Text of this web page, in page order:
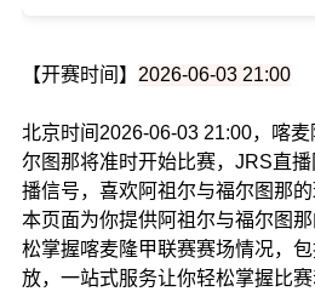
【开赛时间】 2026-06-03 21:00
北京时间2026-06-03 21:00，喀
尔图那将准时开始比赛，JRS直
播信号，喜欢阿祖尔与福尔图那的
本页面为你提供阿祖尔与福尔图
松掌握喀麦隆甲联赛赛场情况，
放，一站式服务让你轻松掌握比赛